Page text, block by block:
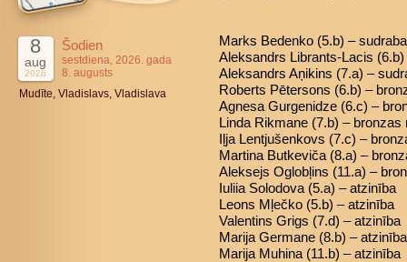
8
aug
2026
Šodien
sestdiena, 2026. gada
8. augusts
Mudīte, Vladislavs, Vladislava
Marks Bedenko (5.b) –
Aleksandrs Librants-Lacis
Aleksandrs Aņikins (7.a) –
Roberts Pētersons (6.b) –
Agnesa Gurgenidze (6.c) –
Linda Rikmane (7.b) – bronzas
Iļja Lentjušenkovs (7.c) –
Martina Butkeviča (8.a) –
Aleksejs Oglobļins (11.a) –
Iuliia Solodova (5.a) – atzinība
Leons Mļečko (5.b) – atzinība
Valentins Grigs (7.d) – atzinība
Marija Germane (8.b) – atzinība
Marija Muhina (11.b) – atzinība